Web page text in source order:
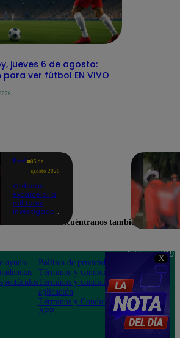
X
jueves 6 de agosto:
ver fútbol EN VIVO
Perú
05 de
agosto 2026
Ordenan
excarcelar a
militares
investigados
Colcabamba
Encuéntranos también en
ayudo
Política de privacidad
Términos y condiciones
Términos y condiciones
aplicación
Términos y Condiciones
APP
Teléfono: 219
Av. San
Felipe 968
Jesús María